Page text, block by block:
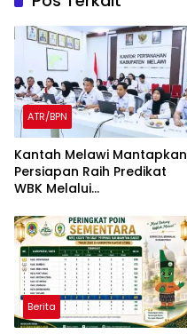
ATR/BPN
Kantah Melawi Mantapkan
Persiapan Raih Predikat
WBK Melalui
dan Verifikasi Lapangan
Berita